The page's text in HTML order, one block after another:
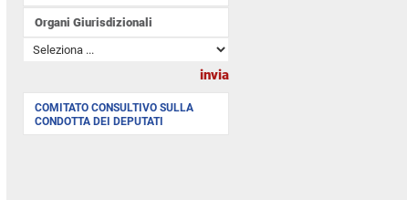
Organi Giurisdizionali
COMITATO CONSULTIVO SULLA
CONDOTTA DEI DEPUTATI